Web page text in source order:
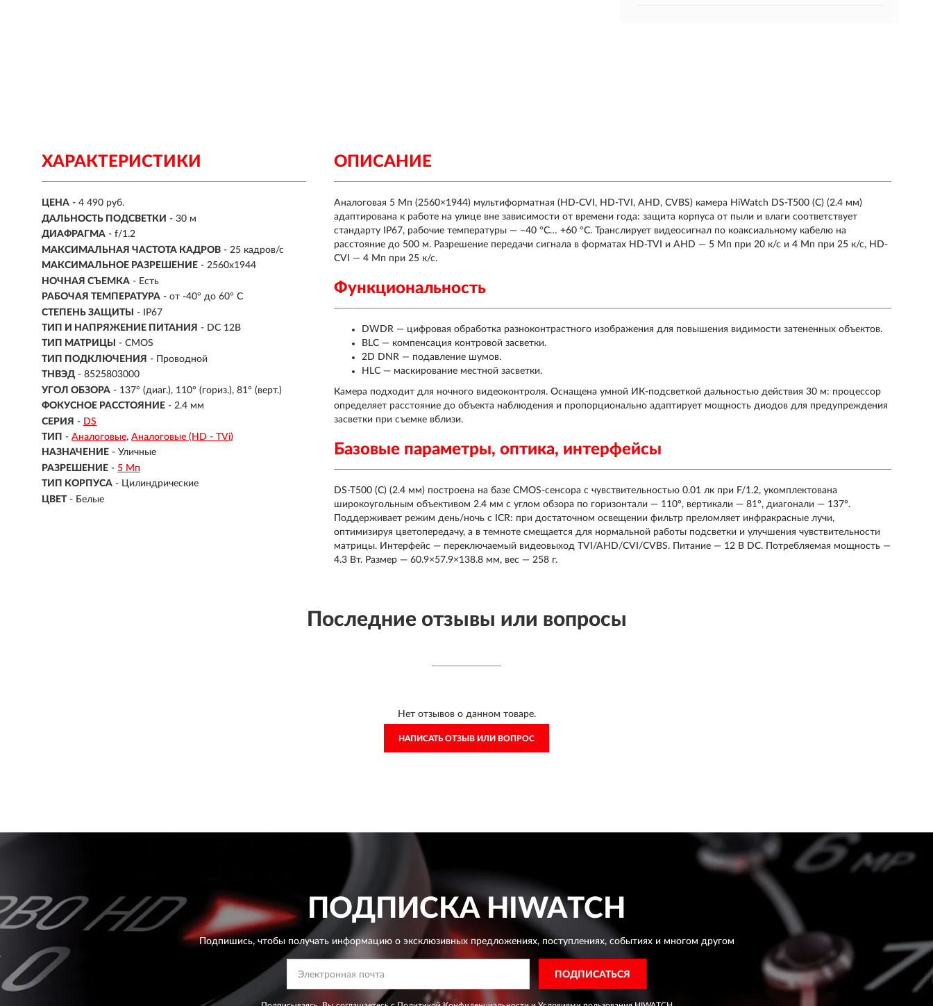
ХАРАКТЕРИСТИКИ
ЦЕНА - 4 490 руб.
ДАЛЬНОСТЬ ПОДСВЕТКИ - 30 м
ДИАФРАГМА - f/1.2
МАКСИМАЛЬНАЯ ЧАСТОТА КАДРОВ - 25 кадров/с
МАКСИМАЛЬНОЕ РАЗРЕШЕНИЕ - 2560x1944
НОЧНАЯ СЪЕМКА - Есть
РАБОЧАЯ ТЕМПЕРАТУРА - от -40° до 60° C
СТЕПЕНЬ ЗАЩИТЫ
- IP67
ТИП И НАПРЯЖЕНИЕ ПИТАНИЯ - DC 12В
ТИП МАТРИЦЫ
- CMOS
ТИП ПОДКЛЮЧЕНИЯ - Проводной
ТНВЭД - 8525803000
УГОЛ ОБЗОРА - 137° (диаг.), 110° (гориз.), 81° (верт.)
ФОКУСНОЕ РАССТОЯНИЕ - 2.4 мм
СЕРИЯ - DS
ТИП - Аналоговые Аналоговые (HD - TVi)
НАЗНАЧЕНИЕ - Уличные
РАЗРЕШЕНИЕ - 5 Мп
ТИП КОРПУСА - Цилиндрические
ЦВЕТ - Белые
ОПИСАНИЕ
Аналоговая 5 Мп (2560×1944) мультиформатная (HD-CVI, HD-TVI, AHD, CVBS) камера HiWatch DS-T500 (C) (2.4 мм)
адаптирована к работе на улице вне зависимости от времени года: защита корпуса от пыли и влаги соответствует
стандарту IP67, рабочие температуры — –40 °C… +60 °C. Транслирует видеосигнал по коаксиальному кабелю на
расстояние до 500 м. Разрешение передачи сигнала в форматах HD-TVI и AHD — 5 Мп при 20 к/с и 4 Мп при 25 к/с, HD-
CVI — 4 Мп при 25 к/с.
Функциональность
DWDR — цифровая обработка разноконтрастного изображения для повышения видимости затененных объектов.
BLC — компенсация контровой засветки.
2D DNR — подавление шумов.
HLC — маскирование местной засветки.
Камера подходит для ночного видеоконтроля. Оснащена умной ИК-подсветкой дальностью действия 30 м: процессор
определяет расстояние до объекта наблюдения и пропорционально адаптирует мощность диодов для предупреждения
засветки при съемке вблизи.
Базовые параметры, оптика, интерфейсы
DS-T500 (C) (2.4 мм) построена на базе CMOS-сенсора с чувствительностью 0.01 лк при F/1.2, укомплектована
широкоугольным объективом 2.4 мм с углом обзора по горизонтали — 110°, вертикали — 81°, диагонали — 137°.
Поддерживает режим день/ночь с ICR: при достаточном освещении фильтр преломляет инфракрасные лучи,
оптимизируя цветопередачу, а в темноте смещается для нормальной работы подсветки и улучшения чувствительности
матрицы. Интерфейс — переключаемый видеовыход TVI/AHD/CVI/CVBS. Питание — 12 В DC. Потребляемая мощность —
4.3 Вт. Размер — 60.9×57.9×138.8 мм, вес — 258 г.
Последние отзывы или вопросы
Нет отзывов о данном товаре.
НАПИСАТЬ ОТЗЫВ ИЛИ ВОПРОС
ПОДПИСКАHIWATCH
Подпишись, чтобы получать информацию о эксклюзивных предложениях,поступлениях, событиях и многом другом
ПОДПИСАТЬСЯ